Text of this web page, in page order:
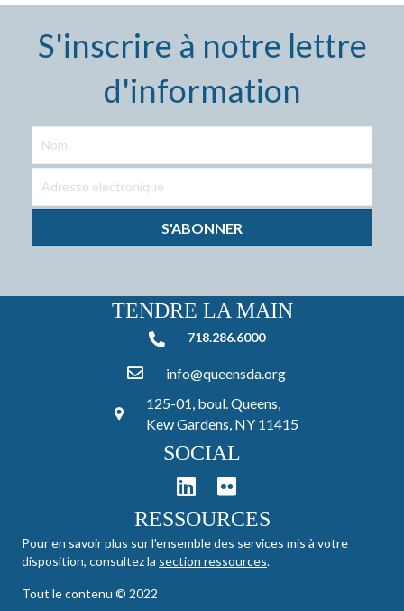
S'inscrire à notre lettre
d'information
S'ABONNER
TENDRE LA MAIN
718.286.6000718.286.6000
info@queensda.org
125-01, boul. Queens,
Kew Gardens, NY 11415
SOCIAL
RESSOURCES
Pour en savoir plus sur l'ensemble des services mis à votre
disposition, consultez la section ressources.
Tout le contenu © 2022